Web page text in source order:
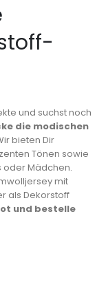
und suchst noch
die modischen
bieten Dir
Tönen sowie
oder Mädchen.
mit
als Dekorstoff
und bestelle